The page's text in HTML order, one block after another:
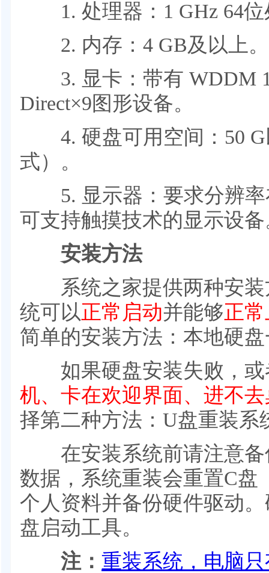
1. 处理器：1 GHz 64位
2. 内存：4 GB及以上。
3. 显卡：带有 WDDM
Direct×9图形设备。
4. 硬盘可用空间：50 G
式）。
5. 显示器：要求分辨率
可支持触摸技术的显示设
安装方法
系统之家提供两种安装
统可以正常启动并能够正
简单的安装方法：本地硬
如果硬盘安装失败，或
机、卡在欢迎界面、进不
择第二种方法：U盘重装系
在安装系统前请注意备
数据，系统重装会重置C盘
个人资料并备份硬件驱动
盘启动工具。
注： 重装系统，电脑